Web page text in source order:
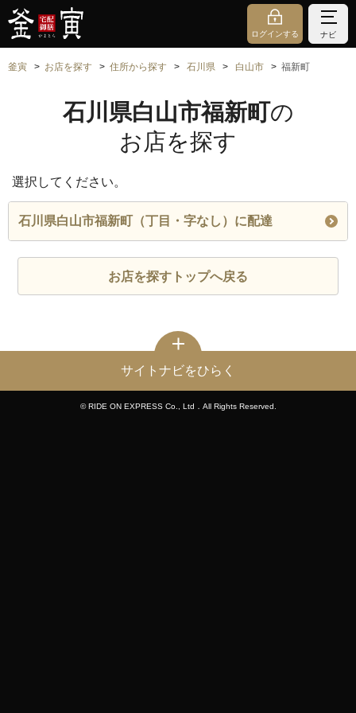
ログインする ナビ
釜寅 お店を探す 住所から探す 石川県 白山市 福新町
石川県白山市福新町の
お店を探す
選択してください。
石川県白山市福新町（丁目・字なし）に配達
お店を探すトップへ戻る
サイトナビをひらく
© RIDE ON EXPRESS Co., Ltd．All Rights Reserved.